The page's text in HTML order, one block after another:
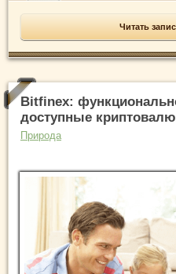
Читать
Bitfinex:
доступные
Природа